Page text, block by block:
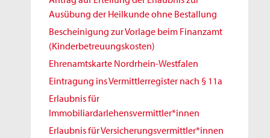
Ausübung der Heilkunde ohne Bestallung
Bescheinigung zur Vorlage beim Finanzamt
(Kinderbetreuungskosten)
Ehrenamtskarte Nordrhein-Westfalen
Eintragung ins Vermittlerregister nach § 11a
Erlaubnis für
Immobiliardarlehensvermittler*innen
Erlaubnis für Versicherungsvermittler*innen